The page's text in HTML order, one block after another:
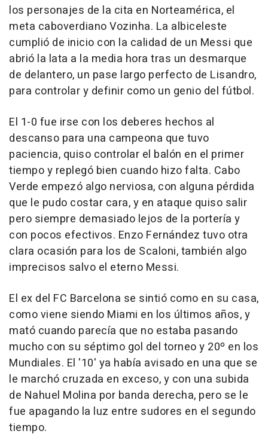
los personajes de la cita en Norteamérica, el
meta caboverdiano Vozinha. La albiceleste
cumplió de inicio con la calidad de un Messi que
abrió la lata a la media hora tras un desmarque
de delantero, un pase largo perfecto de Lisandro,
para controlar y definir como un genio del fútbol.
El 1-0 fue irse con los deberes hechos al
descanso para una campeona que tuvo
paciencia, quiso controlar el balón en el primer
tiempo y replegó bien cuando hizo falta. Cabo
Verde empezó algo nerviosa, con alguna pérdida
que le pudo costar cara, y en ataque quiso salir
pero siempre demasiado lejos de la portería y
con pocos efectivos. Enzo Fernández tuvo otra
clara ocasión para los de Scaloni, también algo
imprecisos salvo el eterno Messi.
El ex del FC Barcelona se sintió como en su casa,
como viene siendo Miami en los últimos años, y
mató cuando parecía que no estaba pasando
mucho con su séptimo gol del torneo y 20º en los
Mundiales. El '10' ya había avisado en una que se
le marchó cruzada en exceso, y con una subida
de Nahuel Molina por banda derecha, pero se le
fue apagando la luz entre sudores en el segundo
tiempo.